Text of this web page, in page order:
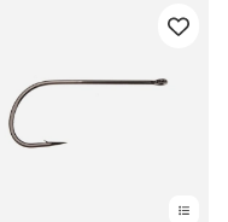
finns också råd
Och den nya Fly
ett besök för den som
skillnaden mellan
på allvar.